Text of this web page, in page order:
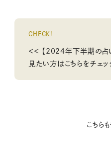
CHECK!
＜＜ 【2024年下半期の占
見たい方はこちらをチェッ
こちらも